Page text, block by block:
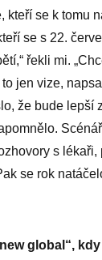
se k tomu
se s 22.
řekli mi.
jen vize,
že bude lepší
s lékaři,
se rok
global“,